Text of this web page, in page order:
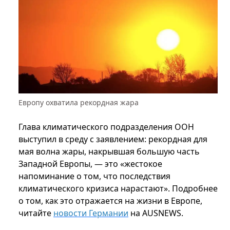
Европу охватила рекордная жара
Глава климатического подразделения ООН
выступил в среду с заявлением: рекордная для
мая волна жары, накрывшая большую часть
Западной Европы, — это «жестокое
напоминание о том, что последствия
климатического кризиса нарастают». Подробнее
о том, как это отражается на жизни в Европе,
читайте новости Германии на AUSNEWS.